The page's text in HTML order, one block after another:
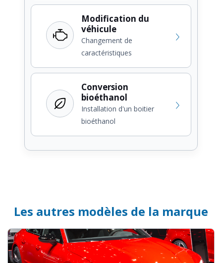
Modification du
véhicule
Changement de
caractéristiques
Conversion
bioéthanol
Installation d'un boitier
bioéthanol
Les autres modèles de la marque